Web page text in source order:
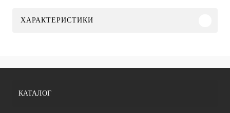
ХАРАКТЕРИСТИКИ
КАТАЛОГ